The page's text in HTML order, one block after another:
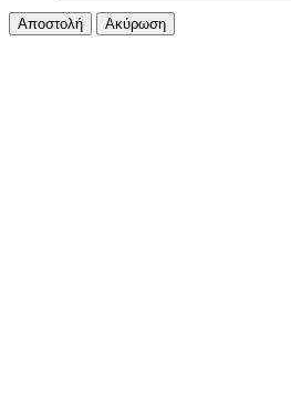
Αποστολή Ακύρωση